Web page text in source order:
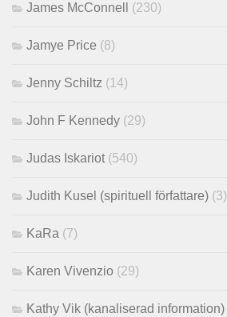
James McConnell (230)
Jamye Price (8)
Jenny Schiltz (14)
John F Kennedy (29)
Judas Iskariot (540)
Judith Kusel (spirituell författare) (3)
KaRa (7)
Karen Vivenzio (29)
Kathy Vik (kanaliserad information)